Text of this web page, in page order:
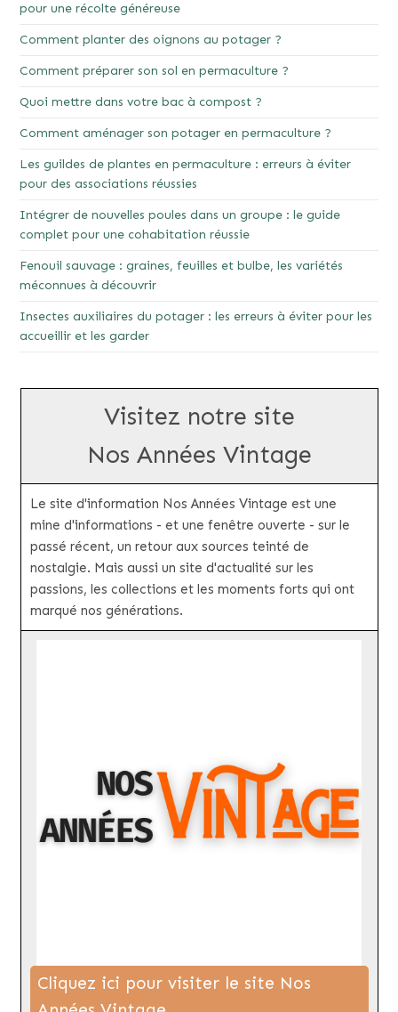
pour une récolte généreuse
Comment planter des oignons au potager ?
Comment préparer son sol en permaculture ?
Quoi mettre dans votre bac à compost ?
Comment aménager son potager en permaculture ?
Les guildes de plantes en permaculture : erreurs à éviter
pour des associations réussies
Intégrer de nouvelles poules dans un groupe : le guide
complet pour une cohabitation réussie
Fenouil sauvage : graines, feuilles et bulbe, les variétés
méconnues à découvrir
Insectes auxiliaires du potager : les erreurs à éviter pour les
accueillir et les garder
Visitez notre site
Nos Années Vintage
Le site d'information Nos Années Vintage est une
mine d'informations - et une fenêtre ouverte - sur le
passé récent, un retour aux sources teinté de
nostalgie. Mais aussi un site d'actualité sur les
passions, les collections et les moments forts qui ont
marqué nos générations.
Cliquez ici pour visiter le site Nos